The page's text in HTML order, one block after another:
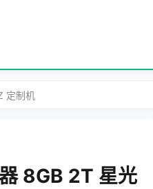
定制机
8GB 2T 星光